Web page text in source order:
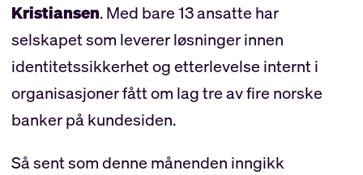
Kristiansen. Med bare 13 ansatte har
selskapet som leverer løsninger innen
identitetssikkerhet og etterlevelse internt i
organisasjoner fått om lag tre av fire norske
banker på kundesiden.
Så sent som denne månenden inngikk